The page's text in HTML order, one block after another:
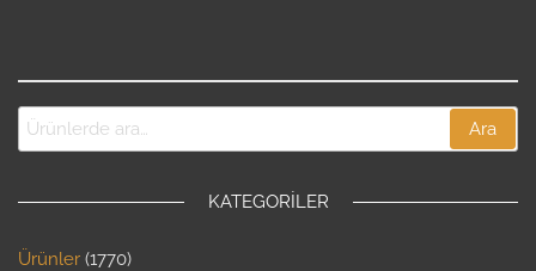
Ara
KATEGORILER
Ürünler 1770